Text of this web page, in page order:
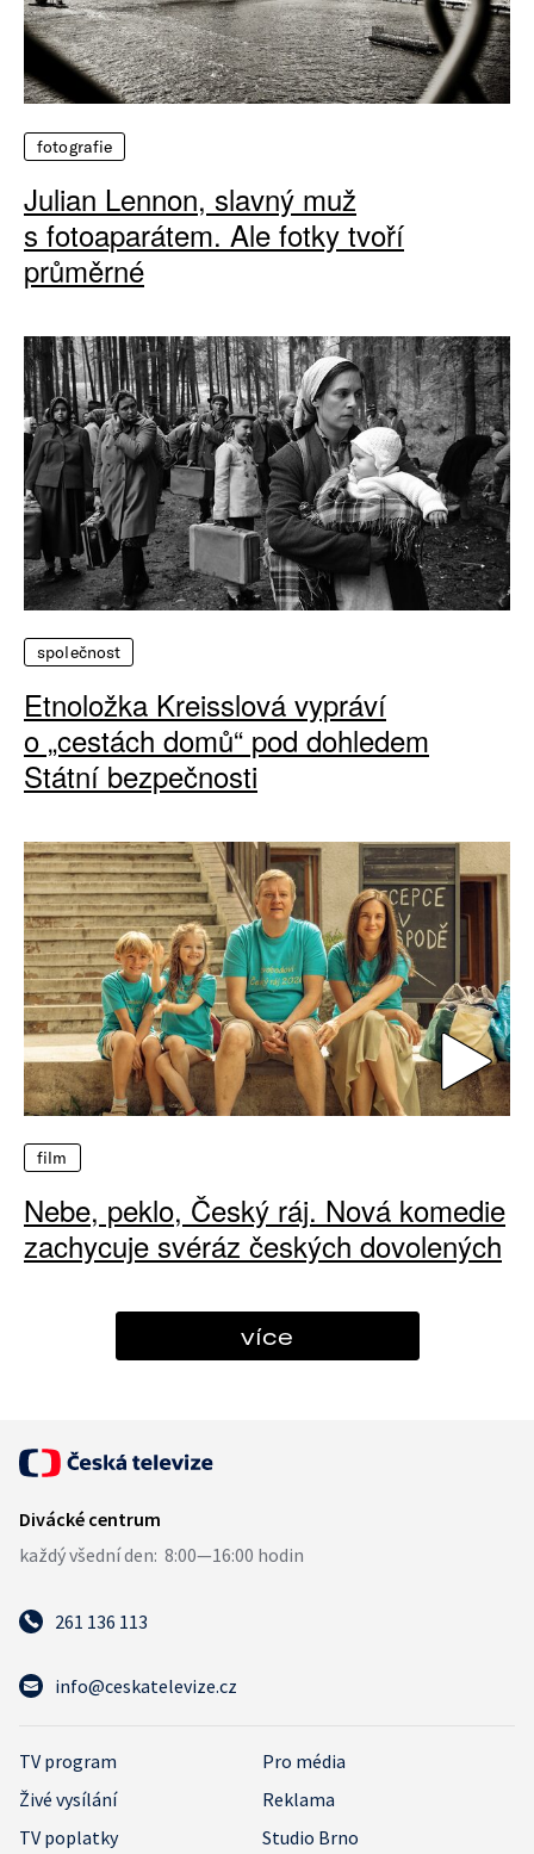
fotografie
Julian Lennon, slavný muž
s fotoaparátem. Ale fotky tvoří
průměrné
společnost
Etnoložka Kreisslová vypráví
o „cestách domů“ pod dohledem
Státní bezpečnosti
film
Nebe, peklo, Český ráj. Nová komedie
zachycuje svéráz českých dovolených
více
261 136 113
info@ceskatelevize.cz
TV program
Pro média
Živé vysílání
Reklama
TV poplatky
Studio Brno